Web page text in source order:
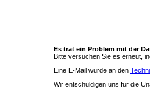
Es trat ein Problem mit der
Bitte versuchen Sie es erneut,
Eine E-Mail wurde an den
Wir entschuldigen uns für die